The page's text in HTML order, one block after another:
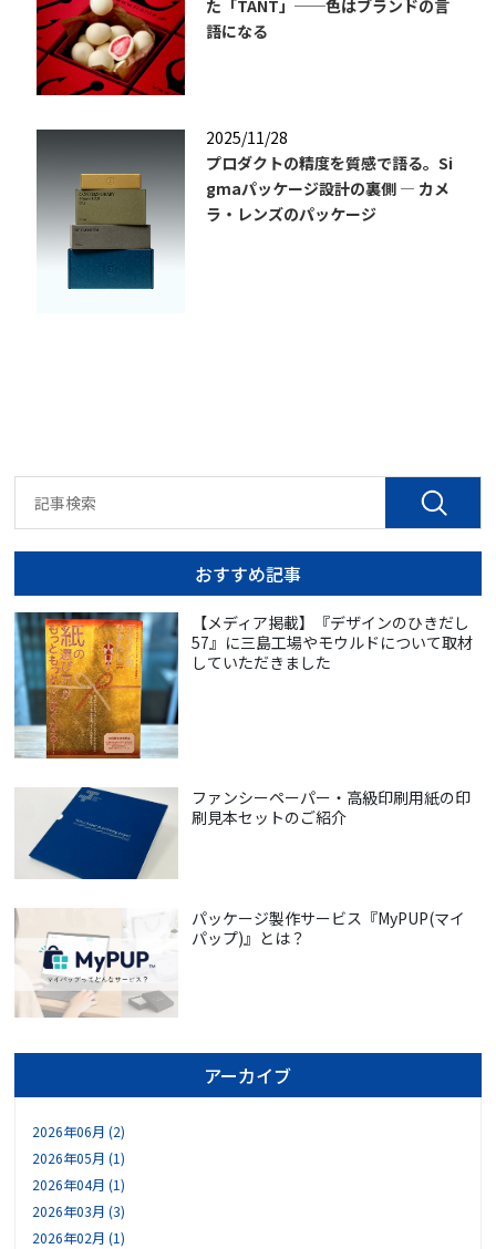
た「TANT」──色はブランドの言
語になる
2025/11/28
プロダクトの精度を質感で語る。Si
gmaパッケージ設計の裏側 — カメ
ラ・レンズのパッケージ
おすすめ記事
【メディア掲載】『デザインのひきだし
57』に三島工場やモウルドについて取材
していただきました
ファンシーペーパー・高級印刷用紙の印
刷見本セットのご紹介
パッケージ製作サービス『MyPUP(マイ
パップ)』とは？
アーカイブ
2026年06月 (2)
2026年05月 (1)
2026年04月 (1)
2026年03月 (3)
2026年02月 (1)